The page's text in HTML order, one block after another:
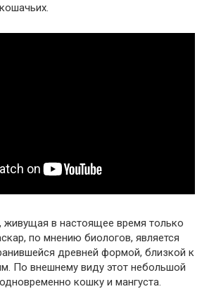
живущая в настоящее время только
по мнению биологов, является
древней формой, близкой к
По внешнему виду этот небольшой
кошку и мангуста.